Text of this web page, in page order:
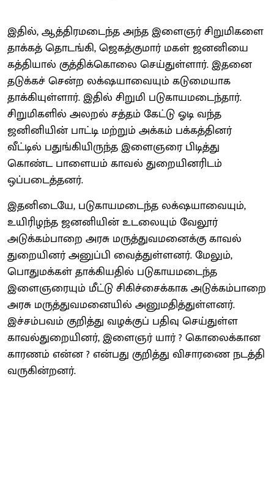
இதில், ஆத்திரமடைந்த அந்த இளைஞர் சிறுமிகளை
தாக்கத் தொடங்கி, ஜெகத்குமார் மகள் ஜனனியை
கத்தியால் குத்திக்கொலை செய்துள்ளார். இதனை
தடுக்கச் சென்ற லக்‌ஷயாவையும் கடுமையாக
தாக்கியுள்ளார். இதில் சிறுமி படுகாயமடைந்தார்.
சிறுமிகளில் அலறல் சத்தம் கேட்டு ஓடி வந்த
ஜனினியின் பாட்டி மற்றும் அக்கம் பக்கத்தினர்
வீட்டில் பதுங்கியிருந்த இளைஞரை பிடித்து
கொண்ட பாளையம் காவல் துறையினரிடம்
ஒப்படைத்தனர்.
இதனிடையே, படுகாயமடைந்த லக்‌ஷயாவையும்,
உயிரிழந்த ஜனனியின் உடலையும் வேலூர்
அடுக்கம்பாறை அரசு மருத்துவமனைக்கு காவல்
துறையினர் அனுப்பி வைத்துள்ளனர். மேலும்,
பொதுமக்கள் தாக்கியதில் படுகாயமடைந்த
இளைஞரையும் மீட்டு சிகிச்சைக்காக அடுக்கம்பாறை
அரசு மருத்துவமனையில் அனுமதித்துள்ளனர்.
இச்சம்பவம் குறித்து வழக்குப் பதிவு செய்துள்ள
காவல்துறையினர், இளைஞர் யார் ? கொலைக்கான
காரணம் என்ன ? என்பது குறித்து விசாரணை நடத்தி
வருகின்றனர்.